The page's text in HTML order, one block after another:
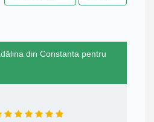
din Constanta pentru